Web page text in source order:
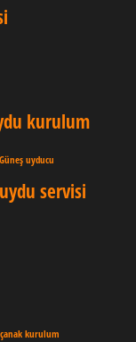
kurulum
Güneş uyducu
servisi
kurulum